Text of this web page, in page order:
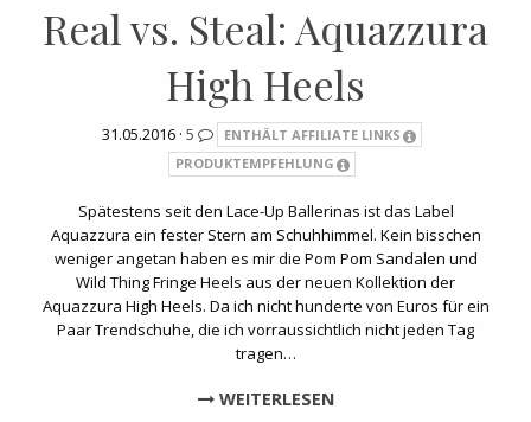
Real vs. Steal: Aquazzura
High Heels
31.05.2016 · 5
ENTHÄLT AFFILIATE LINKS
PRODUKTEMPFEHLUNG
Spätestens seit den Lace-Up Ballerinas ist das Label
Aquazzura ein fester Stern am Schuhhimmel. Kein bisschen
weniger angetan haben es mir die Pom Pom Sandalen und
Wild Thing Fringe Heels aus der neuen Kollektion der
Aquazzura High Heels. Da ich nicht hunderte von Euros für ein
Paar Trendschuhe, die ich vorraussichtlich nicht jeden Tag
tragen…
WEITERLESEN